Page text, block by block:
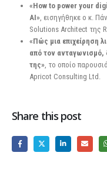
«How to power your
AI», εισηγήθηκε ο κ.
Solutions Architect της
«Πώς μια επιχείρηση
από τον ανταγωνισμό,
της», το οποίο
Apricot Consulting Ltd.
Share this post